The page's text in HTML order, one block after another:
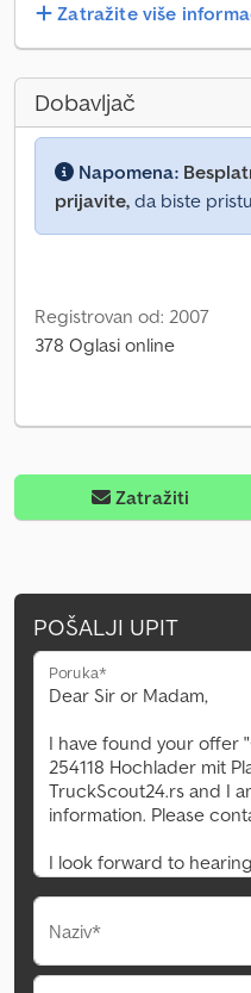
Zatražite više
Dobavljač
Napomena:
prijavite, da biste
Registrovan od: 2007
378 Oglasi online
Zatražiti
POŠALJI UPIT
Poruka*
Naziv*